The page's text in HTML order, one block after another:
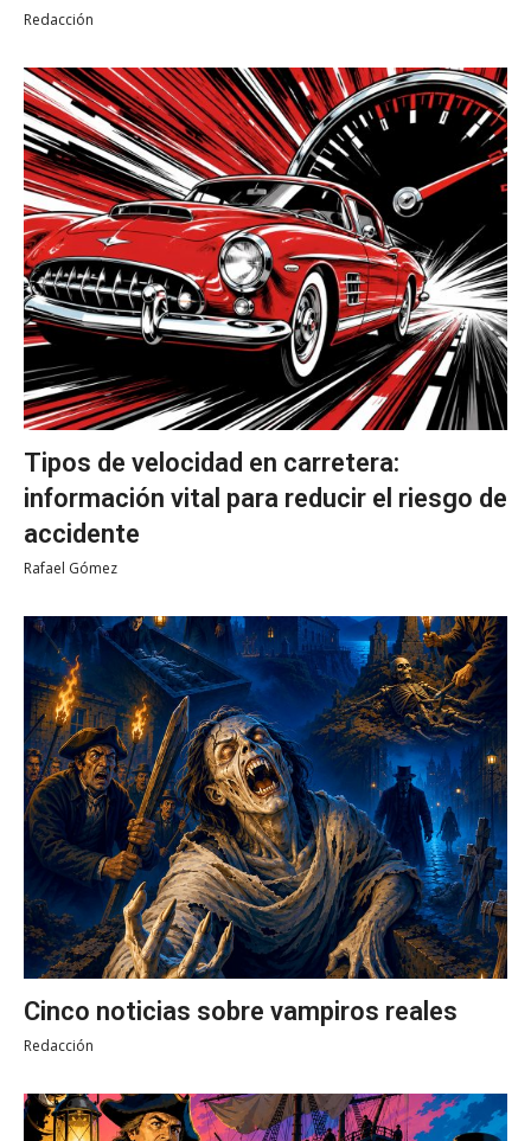
Redacción
Tipos de velocidad en carretera:
información vital para reducir el riesgo de
accidente
Rafael Gómez
Cinco noticias sobre vampiros reales
Redacción